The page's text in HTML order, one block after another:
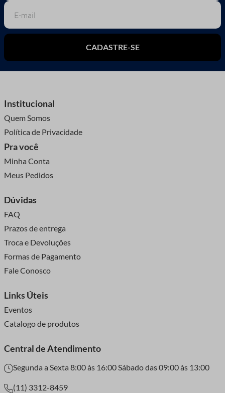
CADASTRE-SE
Institucional
Quem Somos
Política de Privacidade
Pra você
Minha Conta
Meus Pedidos
Dúvidas
FAQ
Prazos de entrega
Troca e Devoluções
Formas de Pagamento
Fale Conosco
Links Úteis
Eventos
Catalogo de produtos
Central de Atendimento
Segunda a Sexta 8:00 às 16:00 Sábado das 09:00 às 13:00
(11) 3312-8459